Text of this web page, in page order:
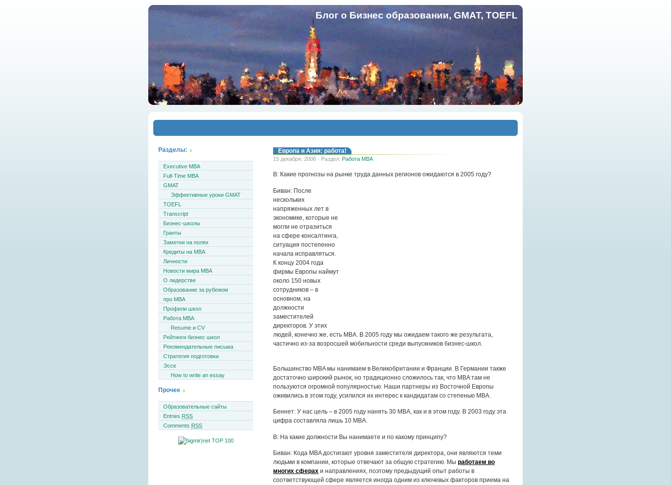
Блог о Бизнес образовании, GMAT, TOEFL
Европа и Азия: работа!
15 декабря, 2006 · Раздел: Работа MBA
В: Какие прогнозы на рынке труда данных регионов ожидаются в 2005 году?
Биван: После
нескольких
напряженных лет в
экономике, которые не
могли не отразиться
на сфере консалтинга,
ситуация постепенно
начала исправляться.
К концу 2004 года
фирмы Европы наймут
около 150 новых
сотрудников – в
основном, на
должности
заместителей
директоров. У этих
людей, конечно же, есть MBA. В 2005 году мы ожидаем такого же результата,
частично из-за возросшей мобильности среди выпускников бизнес-школ.
Большинство MBA мы нанимаем в Великобритании и Франции. В Германии также
достаточно широкий рынок, но традиционно сложилось так, что MBA там не
пользуются огромной популярностью. Наши партнеры из Восточной Европы
оживились в этом году, усилился их интерес к кандидатам со степенью MBA.
Беннет: У нас цель – в 2005 году нанять 30 MBA, как и в этом году. В 2003 году эта
цифра составляла лишь 10 MBA.
В: На какие должности Вы нанимаете и по какому принципу?
Биван: Кода MBA достигают уровня заместителя директора, они являются теми
людьми в компании, которые отвечают за общую стратегию. Мы работаем во
многих сферах и направлениях, поэтому предыдущий опыт работы в
соответствующей сфере является иногда одним из ключевых факторов приема на
Разделы:
Executive MBA
Full-Time MBA
GMAT
Эффективные уроки GMAT
TOEFL
Transcript
Бизнес-школы
Гранты
Заметки на полях
Кредиты на MBA
Личности
Новости мира MBA
О лидерстве
Образование за рубежом
про MBA
Профили школ
Работа MBA
Resume и CV
Рейтинги бизнес школ
Рекомендательные письма
Стратегия подготовки
Эссе
How to write an essay
Прочее
Образовательные сайты
Entries RSS
Comments RSS